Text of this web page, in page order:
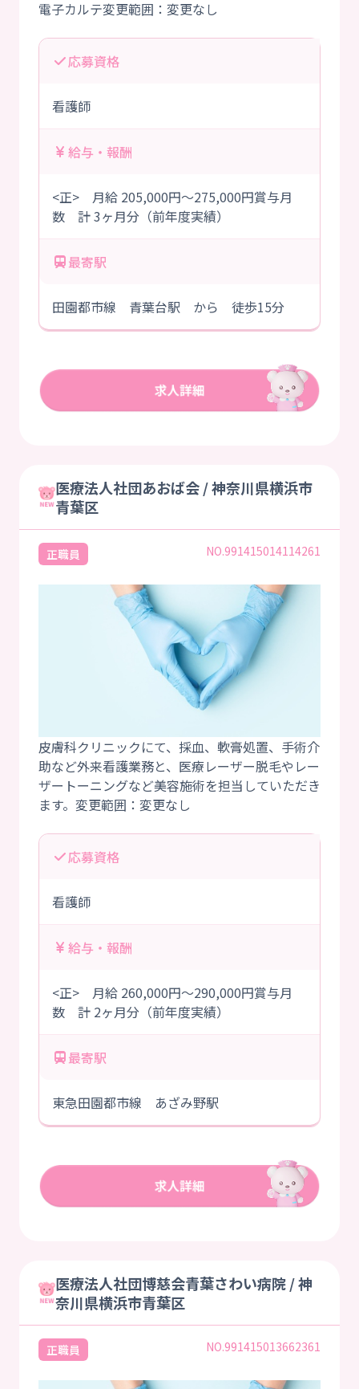
応募資格
看護師
給与・報酬
<正> 月給 205,000円～275,000円賞与月
数 計 3ヶ月分（前年度実績）
最寄駅
田園都市線 青葉台駅 から 徒歩15分
医療法人社団あおば会 / 神奈川県横浜市
青葉区
正職員 NO.991415014114261
皮膚科クリニックにて、採血、軟膏処置、手術介
助など外来看護業務と、医療レーザー脱毛やレー
ザートーニングなど美容施術を担当していただき
応募資格
看護師
給与・報酬
<正> 月給 260,000円～290,000円賞与月
数 計 2ヶ月分（前年度実績）
最寄駅
東急田園都市線 あざみ野駅
医療法人社団博慈会青葉さわい病院 / 神
奈川県横浜市青葉区
正職員 NO.991415013662361